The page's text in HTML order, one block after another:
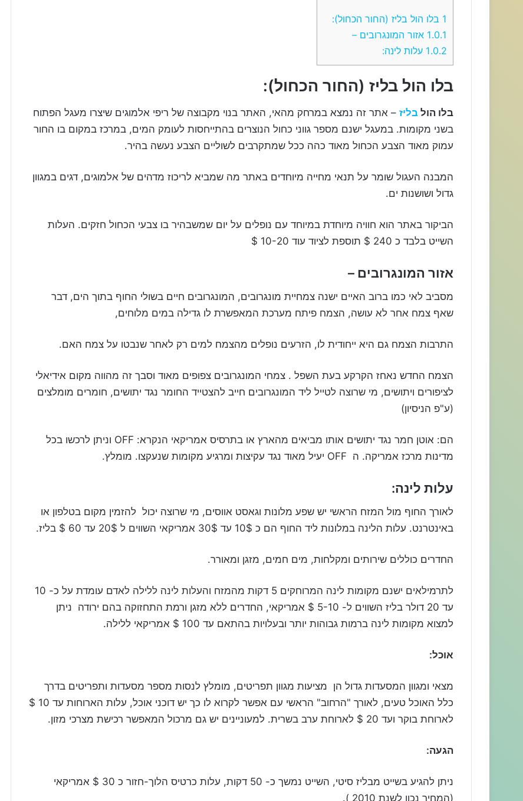
1 בלו הול בליז (החור הכחול):
1.0.1 אזור המונגרובים –
1.0.2 עלות לינה:
בלו הול בליז (החור הכחול):
בלו הול בליז – אתר זה נמצא במרחק מהאי, האתר בנוי מקבוצה של ריפי אלמוגים שיצרו מעגל הפתוח
בשני מקומות. במעגל ישנם מספר גווני כחול הנוצרים בהתייחסות לעומק המים, במרכז במקום בו החור
עמוק מאוד הצבע הכחול מאוד כהה ככל שמתקרבים לשוליים הצבע נעשה בהיר.
המבנה העגול שומר על תנאי מחייה מיוחדים באתר מה שמביא לריכוז מדהים של אלמוגים, דגים במגוון
גדול ושושנות ים.
הביקור באתר הוא חוויה מיוחדת במיוחד עם נופלים על יום שמשבהיר בו צבעי הכחול חזקים. העלות
השייט בלבד כ 240 $ תוספת לציוד עוד 10-20 $
אזור המונגרובים –
מסביב לאי כמו ברוב האיים ישנה צמחיית מונגרובים, המונגרובים חיים בשולי החוף בתוך הים, דבר
שאף צמח אחר לא עושה, הצמח פיתח מערכת המאפשרת לו גדילה במים מלוחים,
התרבות הצמח גם היא ייחודית לו, הזרעים נופלים מהצמח למים רק לאחר שנבטו על צמח האם.
הצמח החדש נאחז הקרקע בעת השפל . צמחי המונגרובים צפופים מאוד וסבך זה מהווה מקום אידיאלי
לציפורים ויתושים, מי שרוצה לטייל ליד המונגרובים חייב להצטייד החומר נגד יתושים, חומרים מומלצים
(ע"פ הניסיון)
הם: אוטן חמר נגד יתושים אותו מביאים מהארץ או בתרסיס אמריקאי הנקרא: OFF וניתן לרכשו בכל
מדינות מרכז אמריקה. ה OFF יעיל מאוד נגד עקיצות ומרגיע מקומות שנעקצו. מומלץ.
עלות לינה:
לאורך החוף מול המזח הראשי יש שפע מלונות וגאסט אווסים, מי שרוצה יכול להזמין מקום בטלפון או
באינטרנט. עלות הלינה במלונות ליד החוף הם כ 10$ עד 30$ אמריקאי השווים ל 20$ עד 60 $ בליז.
החדרים כוללים שירותים ומקלחות, מים חמים, מזגן ומאורר.
לתרמילאים ישנם מקומות לינה המרוחקים 5 דקות מהמזח והעלות לינה ללילה לאדם עומדת על כ- 10
עד 20 דולר בליז השווים ל- 5-10 $ אמריקאי, החדרים ללא מזגן ורמת התחזוקה בהם ירודה ניתן
למצוא מקומות לינה ברמות גבוהות יותר ובעלויות בהתאם עד 100 $ אמריקאי ללילה.
אוכל:
מצאי ומגוון המסעדות גדול הן מציעות מגוון תפריטים, מומלץ לנסות מספר מסעדות ותפריטים בדרך
כלל האוכל טעים, לאורך "הרחוב" הראשי עם אפשר לקרוא לו כך יש דוכני אוכל, עלות הארוחות עד 10 $
לארוחת בוקר ועד 20 $ לארוחת ערב בשרית. למעוניינים יש גם מרכול המאפשר רכישת מצרכי מזון.
הגעה:
ניתן להגיע בשייט מבליז סיטי, השייט נמשך כ- 50 דקות, עלות כרטיס הלוך-חזור כ 30 $ אמריקאי
(המחיר נכון לשנת 2010 ).